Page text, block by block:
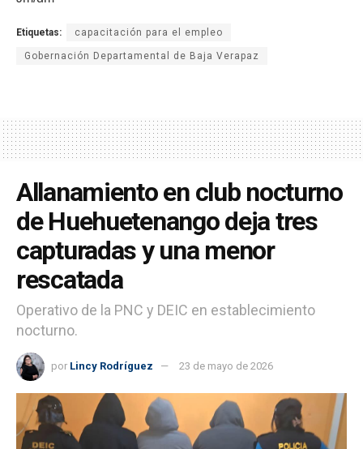
Etiquetas: capacitación para el empleo
Gobernación Departamental de Baja Verapaz
Allanamiento en club nocturno
de Huehuetenango deja tres
capturadas y una menor
rescatada
Operativo de la PNC y DEIC en establecimiento
nocturno.
por Lincy Rodríguez 23 de mayo de 2026